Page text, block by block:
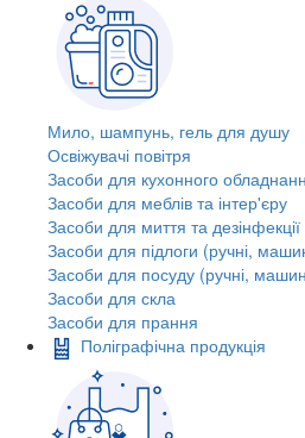
Мило, шампунь, гель для душу
Освіжувачі повітря
Засоби для кухонного
Засоби для меблів та інтер'єру
Засоби для миття та
Засоби для підлоги (ручні,
Засоби для посуду (ручні,
Засоби для скла
Засоби для прання
Поліграфічна продукція